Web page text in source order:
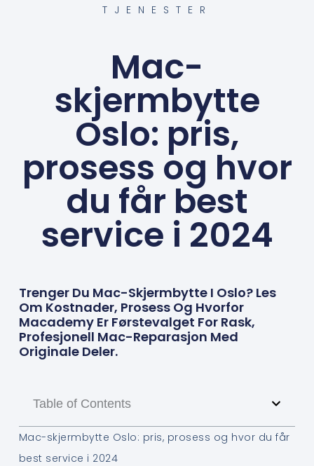
TJENESTER
Mac-
skjermbytte
Oslo: pris,
prosess og hvor
du får best
service i 2024
Trenger Du Mac-Skjermbytte I Oslo? Les
Om Kostnader, Prosess Og Hvorfor
Macademy Er Førstevalget For Rask,
Profesjonell Mac-Reparasjon Med
Originale Deler.
Table of Contents
Mac-skjermbytte Oslo: pris, prosess og hvor du får
best service i 2024